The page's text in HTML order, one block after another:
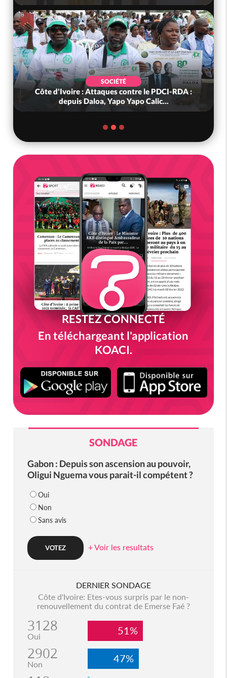
SOCIÉTÉ
Côte d'Ivoire : Attaques contre le PDCI-RDA :
depuis Daloa, Yapo Yapo Calic...
RESTEZ CONNECTÉ
En téléchargeant l'application
KOACI.
SONDAGE
Gabon : Depuis son ascension au pouvoir,
Oligui Nguema vous parait-il compétent ?
Oui
Non
Sans avis
+ Voir les resultats
DERNIER SONDAGE
Côte d'Ivoire: Etes-vous surpris par le non-
renouvellement du contrat de Emerse Faé ?
3128
Oui 51%
2902
Non 47%